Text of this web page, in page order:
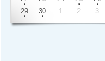
29
30 1 2 3